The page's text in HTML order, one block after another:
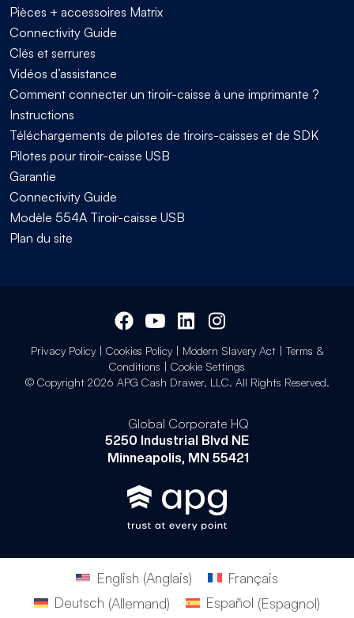
Pièces + accessoires Matrix
Connectivity Guide
Clés et serrures
Vidéos d’assistance
Comment connecter un tiroir-caisse à une imprimante ?
Instructions
Téléchargements de pilotes de tiroirs-caisses et de SDK
Pilotes pour tiroir-caisse USB
Garantie
Connectivity Guide
Modèle 554A Tiroir-caisse USB
Plan du site
Privacy Policy| Cookies Policy| Modern Slavery Act| Terms &
Conditions | Cookie Settings
© Copyright 2026 APG Cash Drawer, LLC. All Rights Reserved.
Global Corporate HQ
5250 Industrial Blvd NE
Minneapolis, MN 55421
English (Anglais)
Français
Deutsch (Allemand) Español (Espagnol)